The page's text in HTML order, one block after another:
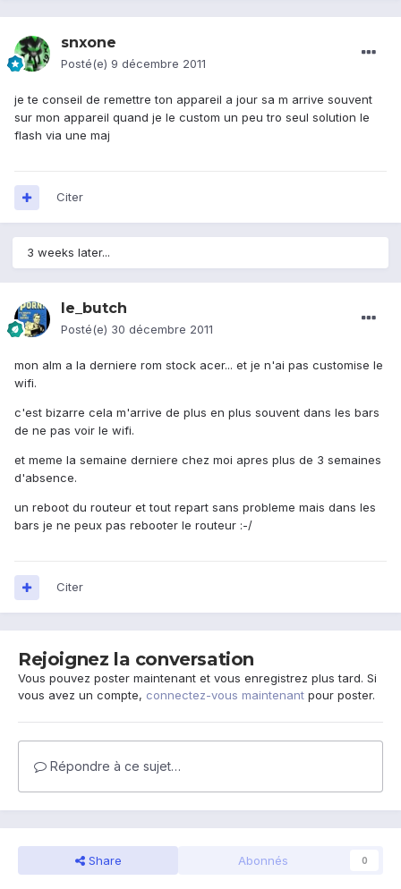
snxone
Posté(e) 9 décembre 2011
je te conseil de remettre ton appareil a jour sa m arrive souvent
sur mon appareil quand je le custom un peu tro seul solution le
flash via une maj
Citer
3 weeks later...
le_butch
Posté(e) 30 décembre 2011
mon alm a la derniere rom stock acer... et je n'ai pas customise le
wifi.
c'est bizarre cela m'arrive de plus en plus souvent dans les bars
de ne pas voir le wifi.
et meme la semaine derniere chez moi apres plus de 3 semaines
d'absence.
un reboot du routeur et tout repart sans probleme mais dans les
bars je ne peux pas rebooter le routeur :-/
Citer
Rejoignez la conversation
Vous pouvez poster maintenant et vous enregistrez plus tard. Si
vous avez un compte, connectez-vous maintenant pour poster.
Répondre à ce sujet…
Share Abonnés 0